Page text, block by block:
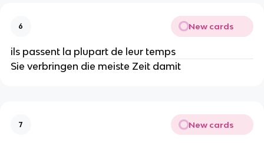
6 New cards
ils passent la plupart de leur temps
Sie verbringen die meiste Zeit damit
7 New cards